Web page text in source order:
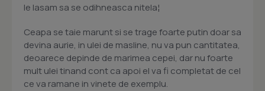
le lasam sa se odihneasca nitela¦
Ceapa se taie marunt si se trage foarte putin doar sa
devina aurie, in ulei de masline, nu va pun cantitatea,
deoarece depinde de marimea cepei, dar nu foarte
mult ulei tinand cont ca apoi el va fi completat de cel
ce va ramane in vinete de exemplu.